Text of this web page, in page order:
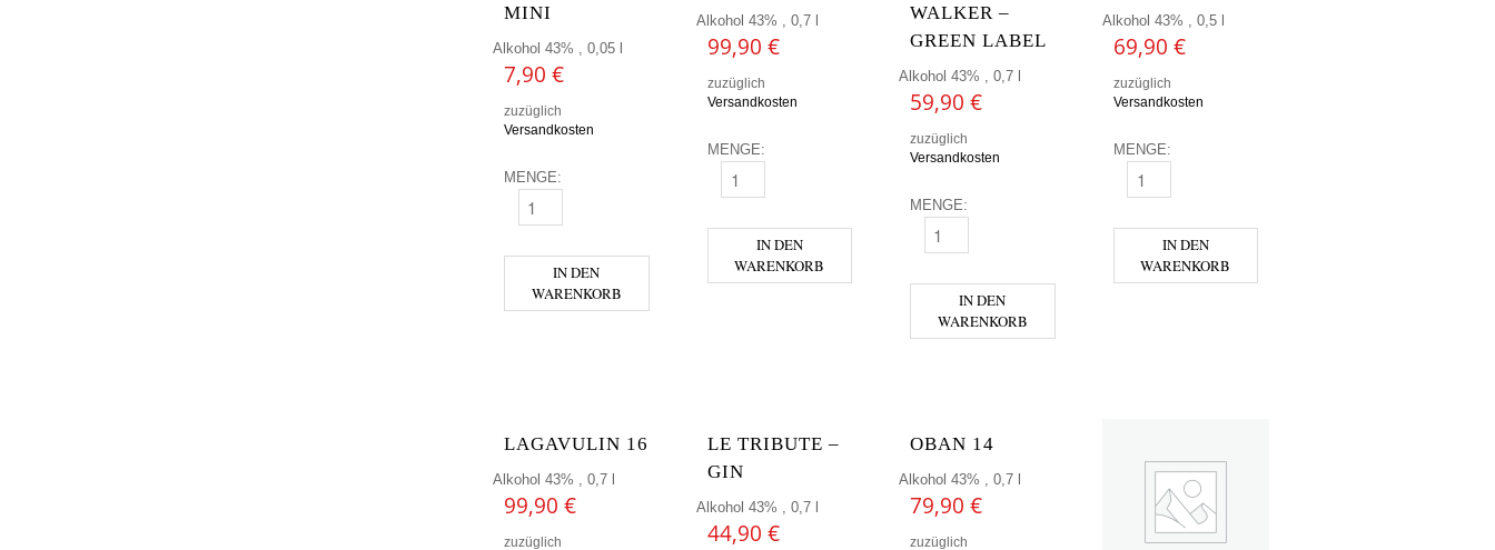
MINI
Alkohol 43% , 0,05 l
7,90 €
zuzüglich
Versandkosten
MENGE:
GUNPOWDER MINI MENGE
IN DEN
WARENKORB
Alkohol 43% , 0,7 l
99,90 €
zuzüglich
Versandkosten
MENGE:
HIBIKI MENGE
IN DEN
WARENKORB
WALKER –
GREEN LABEL
Alkohol 43% , 0,7 l
59,90 €
zuzüglich
Versandkosten
MENGE:
JOHNNIE WALKER - GREEN LABEL MENGE
IN DEN
WARENKORB
Alkohol 43% , 0,5 l
69,90 €
zuzüglich
Versandkosten
MENGE:
KASKI MENGE
IN DEN
WARENKORB
LAGAVULIN 16
Alkohol 43% , 0,7 l
99,90 €
zuzüglich
LE TRIBUTE –
GIN
Alkohol 43% , 0,7 l
44,90 €
OBAN 14
Alkohol 43% , 0,7 l
79,90 €
zuzüglich